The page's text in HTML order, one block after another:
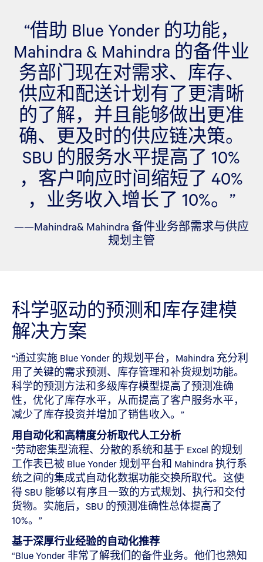
“借助 Blue Yonder 的功能，
Mahindra & Mahindra 的备件业
务部门现在对需求、库存、
供应和配送计划有了更清晰
的了解，并且能够做出更准
确、更及时的供应链决策。
SBU 的服务水平提高了 10%
，客户响应时间缩短了 40%
，业务收入增长了 10%。”
——Mahindra& Mahindra 备件业务部需求与供应
规划主管
科学驱动的预测和库存建模
解决方案
“通过实施 Blue Yonder 的规划平台，Mahindra 充分利
用了关键的需求预测、库存管理和补货规划功能。
科学的预测方法和多级库存模型提高了预测准确
性，优化了库存水平，从而提高了客户服务水平，
减少了库存投资并增加了销售收入。”
用自动化和高精度分析取代人工分析
“劳动密集型流程、分散的系统和基于 Excel 的规划
工作表已被 Blue Yonder 规划平台和 Mahindra 执行系
统之间的集成式自动化数据功能交换所取代。这使
得 SBU 能够以有序且一致的方式规划、执行和交付
货物。实施后，SBU 的预测准确性总体提高了
10%。”
基于深厚行业经验的自动化推荐
“Blue Yonder 非常了解我们的备件业务。他们也熟知